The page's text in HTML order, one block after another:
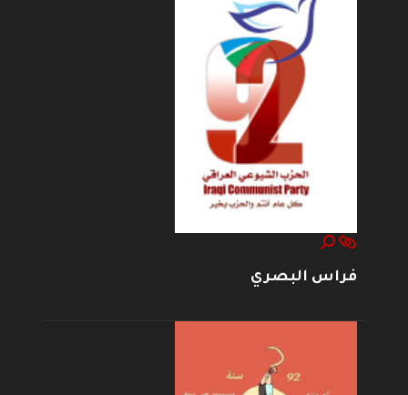
فراس البصري